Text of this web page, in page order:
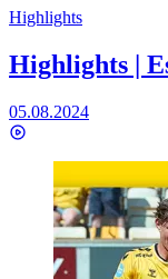
Highlights
Highlights |
05.08.2024